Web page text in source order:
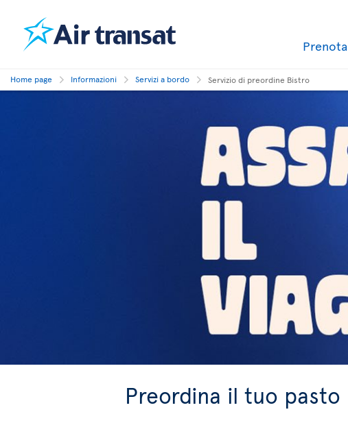
Prenota
Home page Informazioni Servizi a bordo Servizio di preordine Bistro
Preordina il tuo pasto